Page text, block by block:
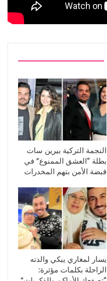
النجمة التركية بيرين سات
بطلة “العشق الممنوع” في
قبضة الأمن بتهم المخدرات
يسار لمغاري يبكي والدته
الراحلة بكلمات مؤثرة: